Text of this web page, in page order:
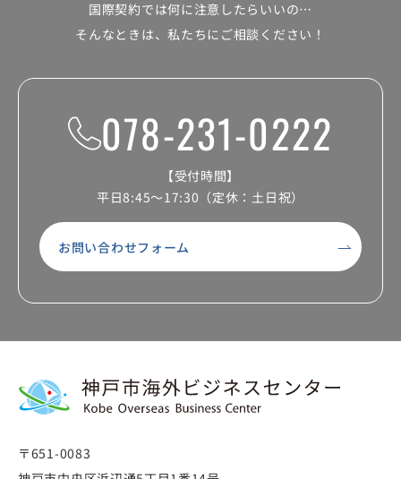
国際契約では何に注意したらいいの…
そんなときは、私たちにご相談ください！
078-231-0222
【受付時間】
平日8:45～17:30（定休：土日祝）
お問い合わせフォーム
〒651-0083